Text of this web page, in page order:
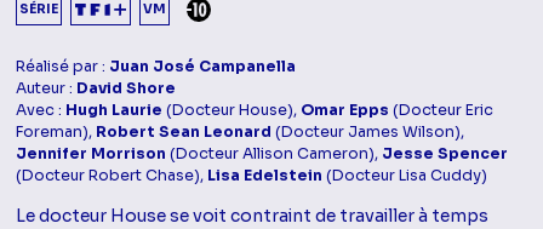
SÉRIE VM
Réalisé par : Juan José Campanella
Auteur : David Shore
Avec : Hugh Laurie (Docteur House), Omar Epps (Docteur Eric
Foreman), Robert Sean Leonard (Docteur James Wilson),
Jennifer Morrison (Docteur Allison Cameron), Jesse Spencer
(Docteur Robert Chase), Lisa Edelstein (Docteur Lisa Cuddy)
Le docteur House se voit contraint de travailler à temps